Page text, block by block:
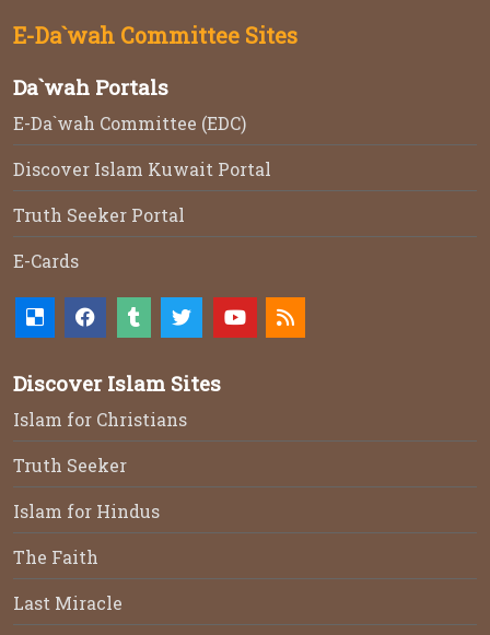
E-Da`wah Committee Sites
Da`wah Portals
E-Da`wah Committee (EDC)
Discover Islam Kuwait Portal
Truth Seeker Portal
E-Cards
Discover Islam Sites
Islam for Christians
Truth Seeker
Islam for Hindus
The Faith
Last Miracle